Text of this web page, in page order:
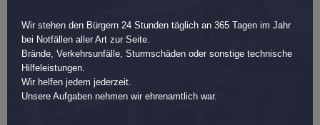
Wir stehen den Bürgern 24 Stunden täglich an 365 Tagen im Jahr
bei Notfällen aller Art zur Seite.
Brände, Verkehrsunfälle, Sturmschäden oder sonstige technische
Hilfeleistungen.
Wir helfen jedem jederzeit.
Unsere Aufgaben nehmen wir ehrenamtlich war.